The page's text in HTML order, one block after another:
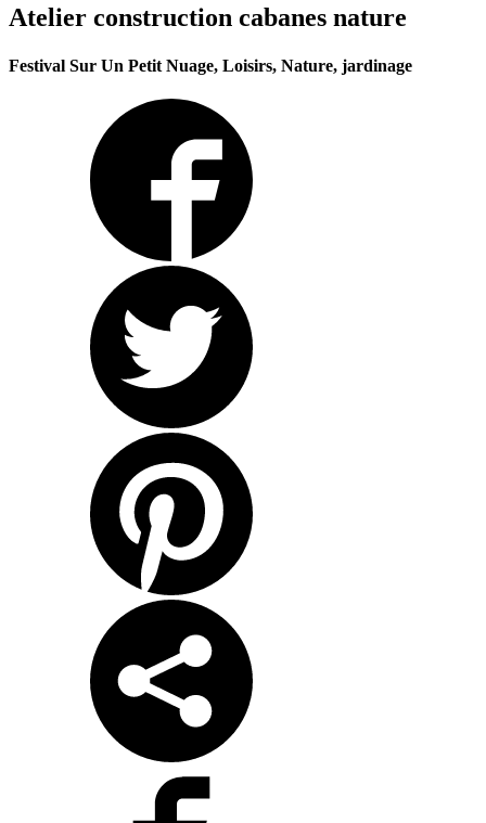
Atelier construction cabanes nature
Festival Sur Un Petit Nuage, Loisirs, Nature, jardinage